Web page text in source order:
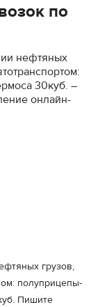
по
нефтяных
30куб. –
онлайн-
грузов,
полуприцепы-
Пишите